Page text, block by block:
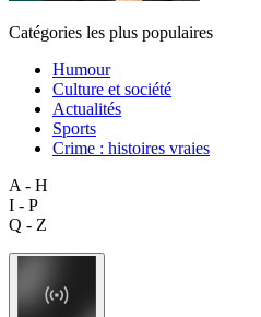
Catégories les plus populaires
Humour
Culture et société
Actualités
Sports
Crime : histoires vraies
A - H
I - P
Q - Z